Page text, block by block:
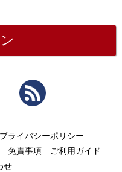
Twitter
プライバシーポリシー
免責事項
ご利用ガイド
せ